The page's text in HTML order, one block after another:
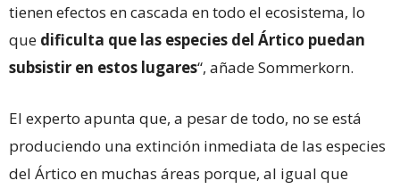
tienen efectos en cascada en todo el ecosistema, lo
que dificulta que las especies del Ártico puedan
subsistir en estos lugares“, añade Sommerkorn.
El experto apunta que, a pesar de todo, no se está
produciendo una extinción inmediata de las especies
del Ártico en muchas áreas porque, al igual que